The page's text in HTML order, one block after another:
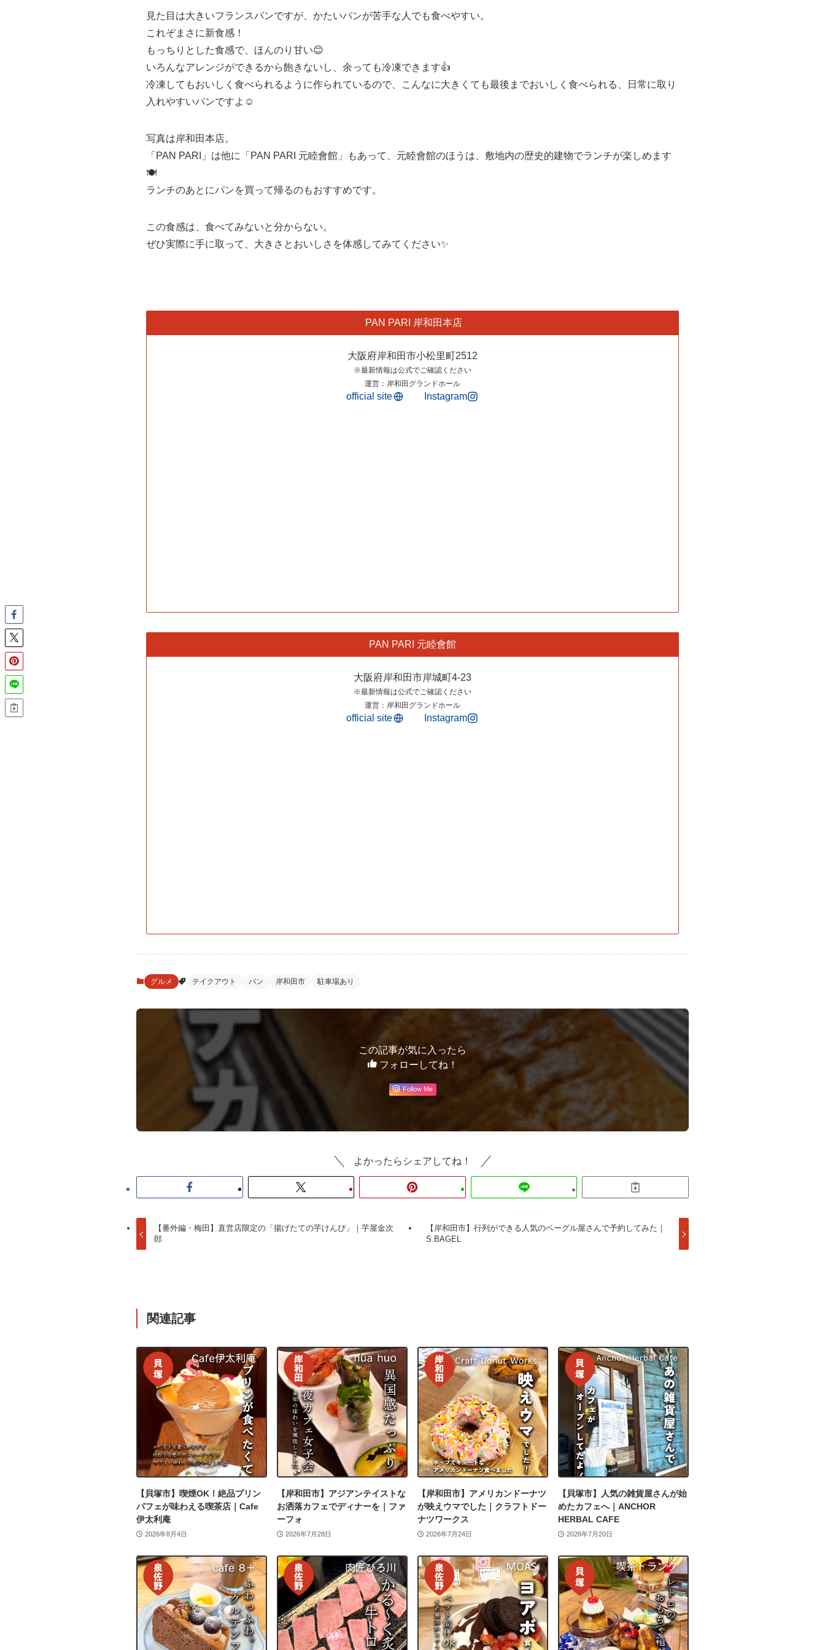
見た目は大きいフランスパンですが、かたいパンが苦手な人でも食べやすい。
これぞまさに新食感！
もっちりとした食感で、ほんのり甘い😊
いろんなアレンジができるから飽きないし、余っても冷凍できます👍
冷凍してもおいしく食べられるように作られているので、こんなに大きくても最後までおいしく食べられる、日常に取り
入れやすいパンですよ☺️
写真は岸和田本店。
「PAN PARI」は他に「PAN PARI 元睦會館」もあって、元睦會館のほうは、敷地内の歴史的建物でランチが楽しめます
🍽️
ランチのあとにパンを買って帰るのもおすすめです。
この食感は、食べてみないと分からない。
ぜひ実際に手に取って、大きさとおいしさを体感してみてください✨
PAN PARI 岸和田本店
大阪府岸和田市小松里町2512
※最新情報は公式でご確認ください
運営：岸和田グランドホール
official site Instagram
PAN PARI 元睦會館
大阪府岸和田市岸城町4-23
※最新情報は公式でご確認ください
運営：岸和田グランドホール
official site Instagram
グルメ テイクアウト パン 岸和田市 駐車場あり
この記事が気に入ったら
フォローしてね！
Follow Me
よかったらシェアしてね！
【番外編・梅田】直営店限定の「揚げたての芋けんぴ」｜芋屋金次
郎
【岸和田市】行列ができる人気のベーグル屋さんで予約してみた｜
S.BAGEL
関連記事
【貝塚市】喫煙OK！絶品プリン
パフェが味わえる喫茶店｜Cafe
伊太利庵
2026年8月4日
【岸和田市】アジアンテイストな
お洒落カフェでディナーを｜ファ
ーフォ
2026年7月28日
【岸和田市】アメリカンドーナツ
が映えウマでした｜クラフトドー
ナツワークス
2026年7月24日
【貝塚市】人気の雑貨屋さんが始
めたカフェへ｜ANCHOR
HERBAL CAFE
2026年7月20日